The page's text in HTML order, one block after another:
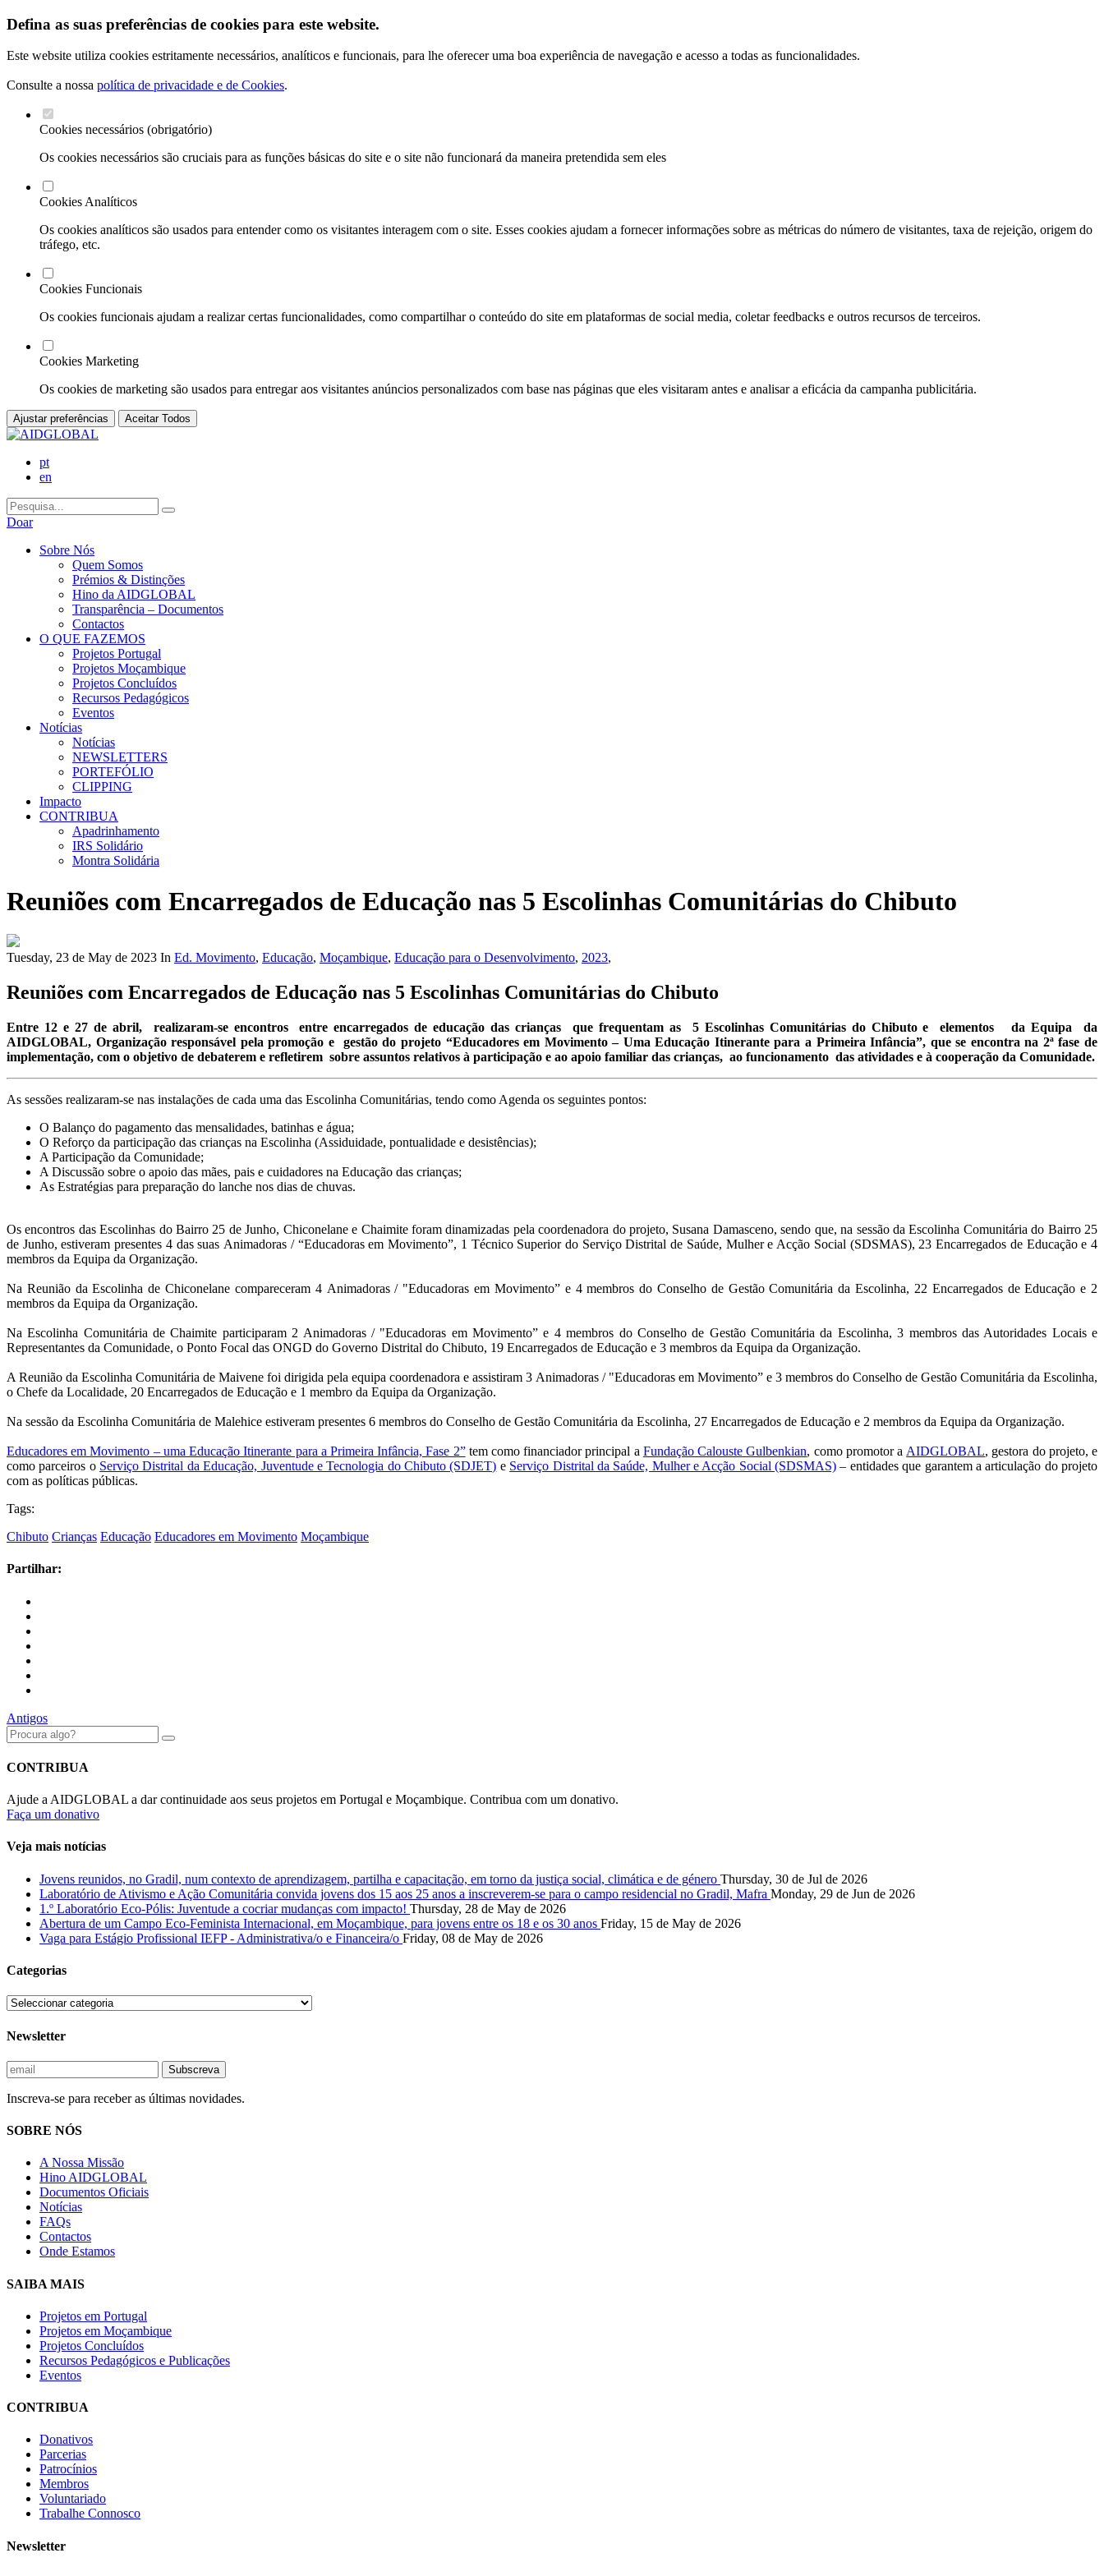
Defina as suas preferências de cookies para este website.
Este website utiliza cookies estritamente necessários, analíticos e funcionais, para lhe oferecer uma boa experiência de navegação e acesso a todas as funcionalidades.
Consulte a nossa política de privacidade e de Cookies.
Cookies necessários (obrigatório)
Os cookies necessários são cruciais para as funções básicas do site e o site não funcionará da maneira pretendida sem eles
Cookies Analíticos
Os cookies analíticos são usados para entender como os visitantes interagem com o site. Esses cookies ajudam a fornecer informações sobre as métricas do número de visitantes, taxa de rejeição, origem do
tráfego, etc.
Cookies Funcionais
Os cookies funcionais ajudam a realizar certas funcionalidades, como compartilhar o conteúdo do site em plataformas de social media, coletar feedbacks e outros recursos de terceiros.
Cookies Marketing
Os cookies de marketing são usados para entregar aos visitantes anúncios personalizados com base nas páginas que eles visitaram antes e analisar a eficácia da campanha publicitária.
Ajustar preferências Aceitar Todos
pt
en
Doar
Sobre Nós
Quem Somos
Prémios & Distinções
Hino da AIDGLOBAL
Transparência – Documentos
Contactos
O QUE FAZEMOS
Projetos Portugal
Projetos Moçambique
Projetos Concluídos
Recursos Pedagógicos
Eventos
Notícias
Notícias
NEWSLETTERS
PORTEFÓLIO
CLIPPING
Impacto
CONTRIBUA
Apadrinhamento
IRS Solidário
Montra Solidária
Reuniões com Encarregados de Educação nas 5 Escolinhas Comunitárias do Chibuto
Tuesday, 23 de May de 2023 In Ed. Movimento, Educação, Moçambique, Educação para o Desenvolvimento, 2023,
Reuniões com Encarregados de Educação nas 5 Escolinhas Comunitárias do Chibuto
Entre 12 e 27 de abril, realizaram-se encontros entre encarregados de educação das crianças que frequentam as 5 Escolinhas Comunitárias do Chibuto e elementos da Equipa da
AIDGLOBAL, Organização responsável pela promoção e gestão do projeto “Educadores em Movimento – Uma Educação Itinerante para a Primeira Infância”, que se encontra na 2ª fase de
implementação, com o objetivo de debaterem e refletirem sobre assuntos relativos à participação e ao apoio familiar das crianças, ao funcionamento das atividades e à cooperação da Comunidade.
As sessões realizaram-se nas instalações de cada uma das Escolinha Comunitárias, tendo como Agenda os seguintes pontos:
O Balanço do pagamento das mensalidades, batinhas e água;
O Reforço da participação das crianças na Escolinha (Assiduidade, pontualidade e desistências);
A Participação da Comunidade;
A Discussão sobre o apoio das mães, pais e cuidadores na Educação das crianças;
As Estratégias para preparação do lanche nos dias de chuvas.
Os encontros das Escolinhas do Bairro 25 de Junho, Chiconelane e Chaimite foram dinamizadas pela coordenadora do projeto, Susana Damasceno, sendo que, na sessão da Escolinha Comunitária do Bairro 25
de Junho, estiveram presentes 4 das suas Animadoras /“Educadoras em Movimento”, 1 Técnico Superior do Serviço Distrital de Saúde, Mulher e Acção Social (SDSMAS), 23 Encarregados de Educação e 4
membros da Equipa da Organização.
Na Reunião da Escolinha de Chiconelane compareceram 4 Animadoras /"Educadoras em Movimento” e 4 membros do Conselho de Gestão Comunitária da Escolinha, 22 Encarregados de Educação e 2
membros da Equipa da Organização.
Na Escolinha Comunitária de Chaimite participaram 2 Animadoras / "Educadoras em Movimento” e 4 membros do Conselho de Gestão Comunitária da Escolinha, 3 membros das Autoridades Locais e
Representantes da Comunidade, o Ponto Focal das ONGD do Governo Distrital do Chibuto, 19 Encarregados de Educação e 3 membros da Equipa da Organização.
A Reunião da Escolinha Comunitária de Maivene foi dirigida pela equipa coordenadora e assistiram 3 Animadoras / "Educadoras em Movimento” e 3 membros do Conselho de Gestão Comunitária da Escolinha,
o Chefe da Localidade, 20 Encarregados de Educação e 1 membro da Equipa da Organização.
Na sessão da Escolinha Comunitária de Malehice estiveram presentes 6 membros do Conselho de Gestão Comunitária da Escolinha, 27 Encarregados de Educação e 2 membros da Equipa da Organização.
Educadores em Movimento – uma Educação Itinerante para a Primeira Infância, Fase 2”tem como financiador principal a Fundação Calouste Gulbenkian, como promotor a AIDGLOBAL, gestora do projeto, e
como parceiros o Serviço Distrital da Educação, Juventude e Tecnologia do Chibuto (SDJET) e Serviço Distrital da Saúde, Mulher e Acção Social (SDSMAS) – entidades que garantem a articulação do projeto
com as políticas públicas.
Tags:
Chibuto Crianças Educação Educadores em Movimento Moçambique
Partilhar:
Antigos
CONTRIBUA
Ajude a AIDGLOBAL a dar continuidade aos seus projetos em Portugal e Moçambique. Contribua com um donativo.
Faça um donativo
Veja mais notícias
Jovens reunidos, no Gradil, num contexto de aprendizagem, partilha e capacitação, em torno da justiça social, climática e de género Thursday, 30 de Jul de 2026
Laboratório de Ativismo e Ação Comunitária convida jovens dos 15 aos 25 anos a inscreverem-se para o campo residencial no Gradil, Mafra Monday, 29 de Jun de 2026
1.º Laboratório Eco-Pólis: Juventude a cocriar mudanças com impacto! Thursday, 28 de May de 2026
Abertura de um Campo Eco-Feminista Internacional, em Moçambique, para jovens entre os 18 e os 30 anos Friday, 15 de May de 2026
Vaga para Estágio Profissional IEFP - Administrativa/o e Financeira/o Friday, 08 de May de 2026
Categorias
Newsletter
Inscreva-se para receber as últimas novidades.
SOBRE NÓS
A Nossa Missão
Hino AIDGLOBAL
Documentos Oficiais
Notícias
FAQs
Contactos
Onde Estamos
SAIBA MAIS
Projetos em Portugal
Projetos em Moçambique
Projetos Concluídos
Recursos Pedagógicos e Publicações
Eventos
CONTRIBUA
Donativos
Parcerias
Patrocínios
Membros
Voluntariado
Trabalhe Connosco
Newsletter